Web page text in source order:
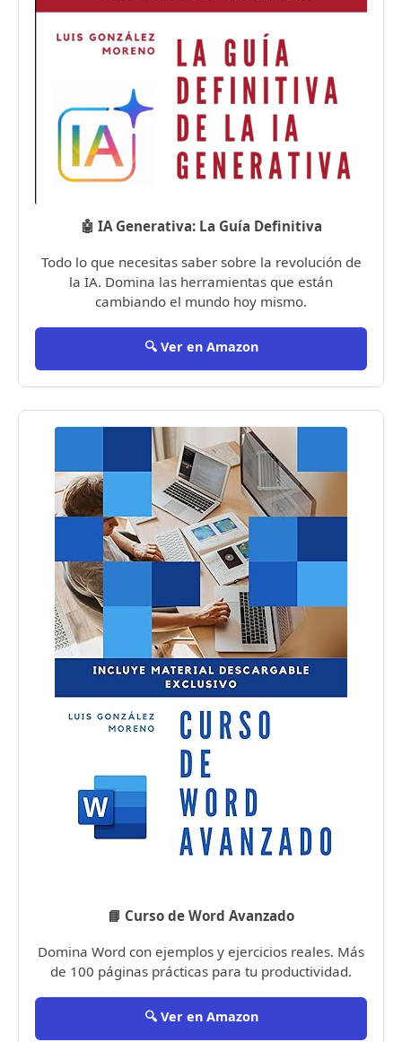
🤖 IA Generativa: La Guía Definitiva
Todo lo que necesitas saber sobre la revolución de
la IA. Domina las herramientas que están
cambiando el mundo hoy mismo.
🔍 Ver en Amazon
📘 Curso de Word Avanzado
Domina Word con ejemplos y ejercicios reales. Más
de 100 páginas prácticas para tu productividad.
🔍 Ver en Amazon